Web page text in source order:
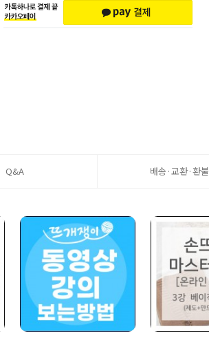
Q&A 배송·교환·환불